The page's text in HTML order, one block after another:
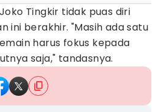
Tingkir tidak puas diri
ini berakhir. "Masih ada satu
harus fokus kepada
saja," tandasnya.